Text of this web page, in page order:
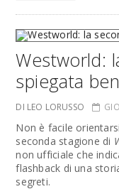
Westworld:
spiegata
DI LEO LORUSSO
Non è facile
seconda stagione di
non ufficiale che
flashback di una
segreti.